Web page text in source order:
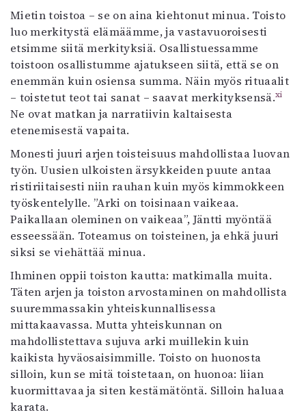
Mietin toistoa – se on aina kiehtonut minua. Toisto
luo merkitystä elämäämme, ja vastavuoroisesti
etsimme siitä merkityksiä. Osallistuessamme
toistoon osallistumme ajatukseen siitä, että se on
enemmän kuin osiensa summa. Näin myös rituaalit
– toistetut teot tai sanat – saavat merkityksensä.xi
Ne ovat matkan ja narratiivin kaltaisesta
etenemisestä vapaita.
Monesti juuri arjen toisteisuus mahdollistaa luovan
työn. Uusien ulkoisten ärsykkeiden puute antaa
ristiriitaisesti niin rauhan kuin myös kimmokkeen
työskentelylle. ”Arki on toisinaan vaikeaa.
Paikallaan oleminen on vaikeaa”, Jäntti myöntää
esseessään. Toteamus on toisteinen, ja ehkä juuri
siksi se viehättää minua.
Ihminen oppii toiston kautta: matkimalla muita.
Täten arjen ja toiston arvostaminen on mahdollista
suuremmassakin yhteiskunnallisessa
mittakaavassa. Mutta yhteiskunnan on
mahdollistettava sujuva arki muillekin kuin
kaikista hyväosaisimmille. Toisto on huonosta
silloin, kun se mitä toistetaan, on huonoa: liian
kuormittavaa ja siten kestämätöntä. Silloin haluaa
karata.